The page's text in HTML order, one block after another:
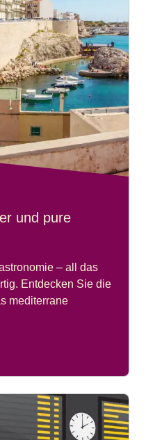
und pure
– all das
Entdecken Sie die
mediterrane